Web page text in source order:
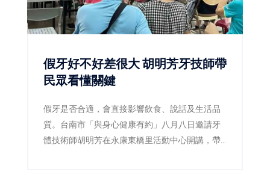
假牙好不好差很大 胡明芳牙技師帶
民眾看懂關鍵
假牙是否合適，會直接影響飲食、說話及生活品
質。台南市「與身心健康有約」八月八日邀請牙
體技術師胡明芳在永康東橋里活動中心開講，帶